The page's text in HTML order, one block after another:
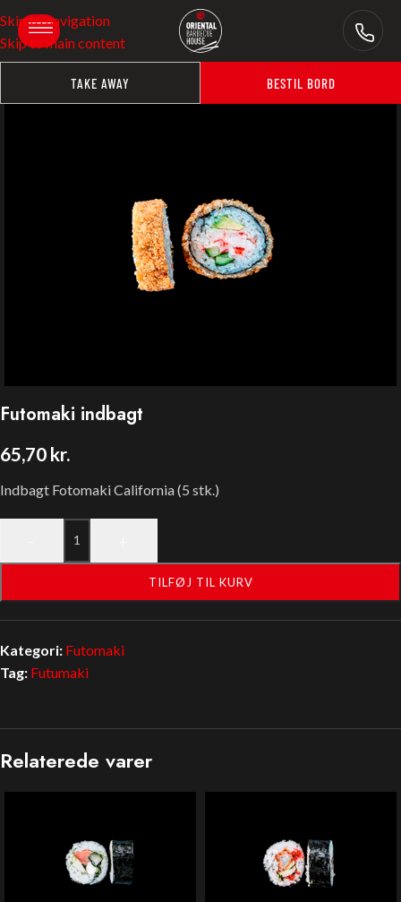
Skip to navigation
Skip to main content
TAKE AWAY BESTIL BORD
Futomaki indbagt
65,70 kr.
Indbagt Fotomaki California (5 stk.)
TILFØJ TIL KURV
Kategori: Futomaki
Tag: Futumaki
Relaterede varer